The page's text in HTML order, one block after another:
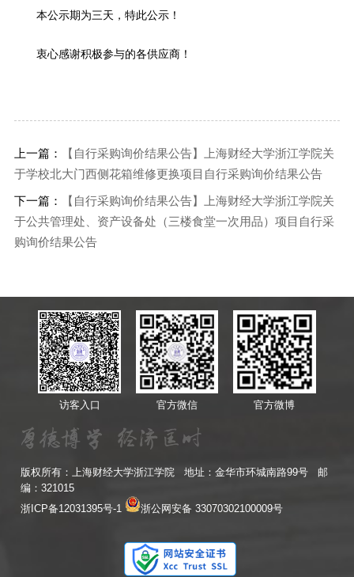
本公示期为三天，特此公示！
衷心感谢积极参与的各供应商！
上一篇：
【自行采购询价结果公告】上海财经大学浙江学院关
于学校北大门西侧花箱维修更换项目自行采购询价结果公告
下一篇：
【自行采购询价结果公告】上海财经大学浙江学院关
于公共管理处、资产设备处（三楼食堂一次用品）项目自行采
购询价结果公告
访客入口 官方微信 官方微博
版权所有：上海财经大学浙江学院 地址：金华市环城南路99号 邮
编：321015
浙ICP备12031395号-1
浙公网安备 33070302100009号